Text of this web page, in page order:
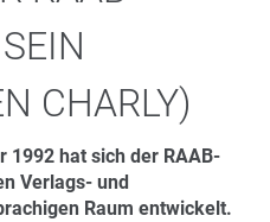
CHARLY)
1992 hat sich der RAAB-
Verlags- und
Raum entwickelt.